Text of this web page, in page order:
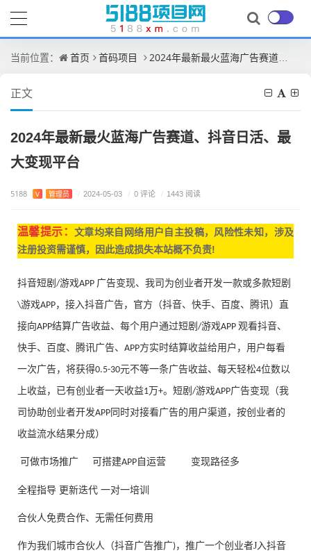
当前位置： 首页 首码项目 2024年最新最火蓝海广告赛道、抖音日活、最大变现平台
正文
2024年最新最火蓝海广告赛道、抖音日活、最
大变现平台
5188 V 管理员 / 2024-05-03 / 0 评论 / 1443 阅读
温馨提示： 文章均来自网络用户自主投稿， 风险性未知，涉及
注册投资需谨慎，因此造成损失本站概不负责!
抖音短剧 /游戏APP 广告变现、我司为创业者开发一款或多款短剧
\游戏APP，接入抖音广告，官方（抖音、快手、百度、腾讯）直
接向APP结算广告收益、每个用户通过短剧 /游戏APP 观看抖音、
快手、百度、腾讯广告、 APP方实时结算收益给用户，用户每看
一次广告，将获得0.5-30元不等一条广告收益、每天轻松4位数以
上收益，已有创业者一天收益1万+。短剧 /游戏APP广告变现（我
司协助创业者开发APP 同时对接看广告的用户渠道，按创业者的
收益流水结果分成）
可做市场推广 可搭建APP 自运营 变现路径多
全程指导 更新迭代 一对一培训
合伙人免费合作、无需任何费用
作为我们城市合伙人（抖音广告推广)，推广一个创业者J入抖音